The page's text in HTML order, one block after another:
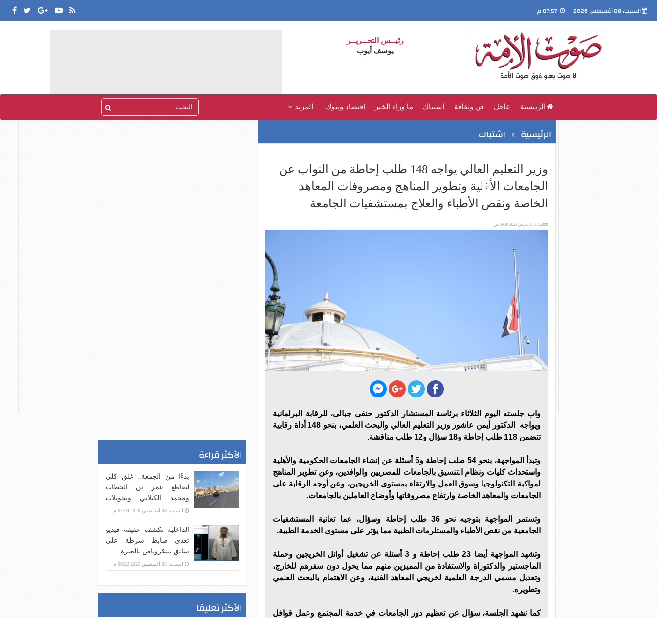
السبت، 08 أغسطس 2026
رئيــس التحــريــر
يوسف أيوب
الرئيسية عاجل فن وثقافة اشتباك ما وراء الخبر اقتصاد وبنوك المزيد
الرئيسية اشتباك
وزير التعليم العالي يواجه 148 طلب إحاطة من النواب عن
الجامعات الأ÷لية وتطوير المناهج ومصروفات المعاهد
الخاصة ونقص الأطباء والعلاج بمستشفيات الجامعة
الثلاثاء، 21 مارس 2023 09:39 ص
واب جلسته اليوم الثلاثاء برئاسة المستشار الدكتور حنفى جبالى، للرقابة البرلمانية
ويواجه الدكتور أيمن عاشور وزير التعليم العالي والبحث العلمي، بنحو 148 أداة رقابية
تتضمن 118 طلب إحاطة و18 سؤال و12 طلب مناقشة.
وتبدأ المواجهة، بنحو 54 طلب إحاطة و5 أسئلة عن إنشاء الجامعات الحكومية والأهلية
واستحداث كليات ونظام التنسيق بالجامعات للمصريين والوافدين، وعن تطوير المناهج
لمواكبة التكنولوجيا وسوق العمل والارتقاء بمستوى الخريجين، وعن أوجه الرقابة على
الجامعات والمعاهد الخاصة وارتفاع مصروفاتها وأوضاع العاملين بالجامعات.
وتستمر المواجهة بتوجيه نحو 36 طلب إحاطة وسؤال، عما تعانية المستشفيات
الجامعية من نقص الأطباء والمستلزمات الطبية مما يؤثر على مستوى الخدمة الطبية.
وتشهد المواجهة أيضا 23 طلب إحاطة و 3 أسئلة عن تشغيل أوائل الخريجين وحملة
الماجستير والدكتوراة والاستفادة من المميزين منهم مما يحول دون سفرهم للخارج،
وتعديل مسمي الدرجة العلمية لخريجي المعاهد الفنية، وعن الاهتمام بالبحث العلمي
وتطويره.
كما تشهد الجلسة، سؤال عن تعظيم دور الجامعات في خدمة المجتمع وعمل قوافل
الأكثر قراءة
بدءًا من الجمعة.. غلق كلي
لتقاطع عمر بن الخطاب
ومحمد الكيلاني وتحويلات
بديلةالسبت، 08 أغسطس 2026 07:04 م
الداخلية تكشف حقيقة فيديو
تعدي ضابط شرطة على
سائق ميكروباص بالجيزة
السبت، 08 أغسطس 2026 06:22 م
الأكثر تعليقا